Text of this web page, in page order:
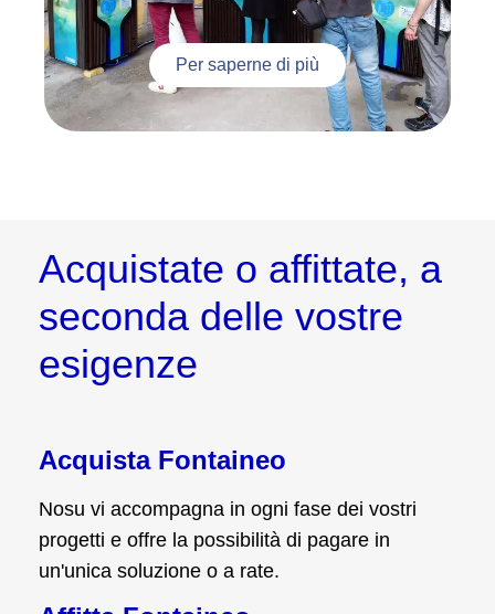
Per saperne di più
Acquistate o affittate, a
seconda delle vostre
esigenze
Acquista Fontaineo
Nosu vi accompagna in ogni fase dei vostri
progetti e offre la possibilità di pagare in
un'unica soluzione o a rate.